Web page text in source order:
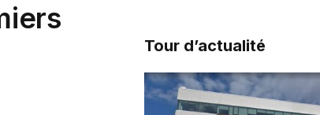
Tour d’actualité